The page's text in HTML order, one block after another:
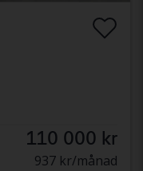
110 000 kr
937 kr/månad